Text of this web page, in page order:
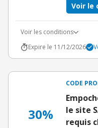
Voir le
Voir les conditions
Expire le 11/12/2026
30%
CODE
le site
requis